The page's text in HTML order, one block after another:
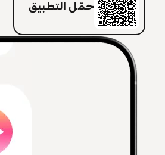
حمّل التطبيق